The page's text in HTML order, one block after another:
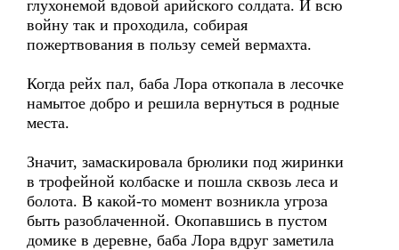
глухонемой вдовой арийского солдата. И всю
войну так и проходила, собирая
пожертвования в пользу семей вермахта.
Когда рейх пал, баба Лора откопала в лесочке
намытое добро и решила вернуться в родные
места.
Значит, замаскировала брюлики под жиринки
в трофейной колбаске и пошла сквозь леса и
болота. В какой-то момент возникла угроза
быть разоблаченной. Окопавшись в пустом
домике в деревне, баба Лора вдруг заметила